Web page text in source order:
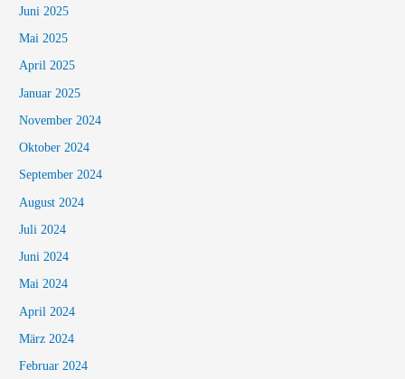
Juni 2025
Mai 2025
April 2025
Januar 2025
November 2024
Oktober 2024
September 2024
August 2024
Juli 2024
Juni 2024
Mai 2024
April 2024
März 2024
Februar 2024